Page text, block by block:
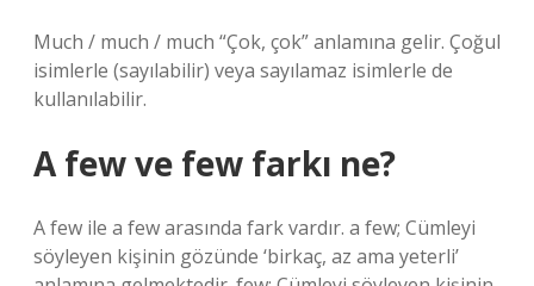
Much / much / much “Çok, çok” anlamına gelir. Çoğul
isimlerle (sayılabilir) veya sayılamaz isimlerle de
kullanılabilir.
A few ve few farkı ne?
A few ile a few arasında fark vardır. a few; Cümleyi
söyleyen kişinin gözünde ‘birkaç, az ama yeterli’